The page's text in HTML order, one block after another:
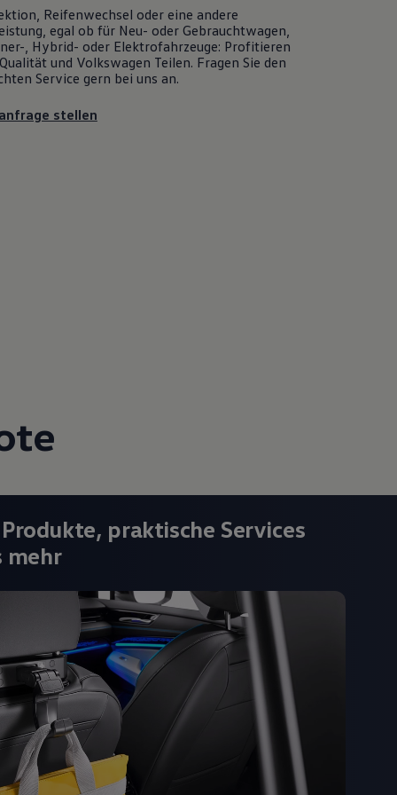
Reifenwechsel oder eine andere
egal ob für Neu- oder Gebrauchtwagen
, Hybrid- oder Elektrofahrzeuge: Profitieren
und Volkswagen Teilen. Fragen Sie den
Service gern bei uns an.
stellen
praktische Services
mehr